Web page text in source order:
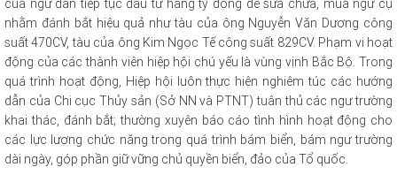
của ngư dân tiếp tục đầu tư hàng tỷ đồng để sửa chữa, mua ngư cụ
nhằm đánh bắt hiệu quả như tàu của ông Nguyễn Văn Dương công
suất 470CV, tàu của ông Kim Ngọc Tế công suất 829CV. Phạm vi hoạt
động của các thành viên hiệp hội chú yếu là vùng vịnh Bắc Bộ. Trong
quá trình hoạt động, Hiệp hội luôn thực hiện nghiêm túc các hướng
dẫn của Chi cục Thủy sản (Sở NN và PTNT) tuân thủ các ngư trường
khai thác, đánh bắt; thường xuyên báo cáo tình hình hoạt động cho
các lực lượng chức năng trong quá trình bám biển, bám ngư trường
dài ngày, góp phần giữ vững chủ quyền biển, đảo của Tổ quốc.